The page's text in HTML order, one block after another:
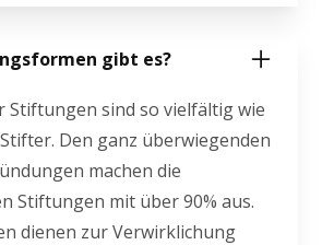
gibt es?
Stiftungen sind so vielfältig wie
Den ganz überwiegenden
machen die
Stiftungen mit über 90% aus.
dienen zur Verwirklichung